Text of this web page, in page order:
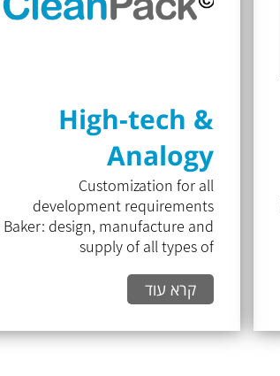
High-tech &
Analogy
packages
Customization for all
development requirements
Baker: design, manufacture and
supply of all types of
קרא עוד